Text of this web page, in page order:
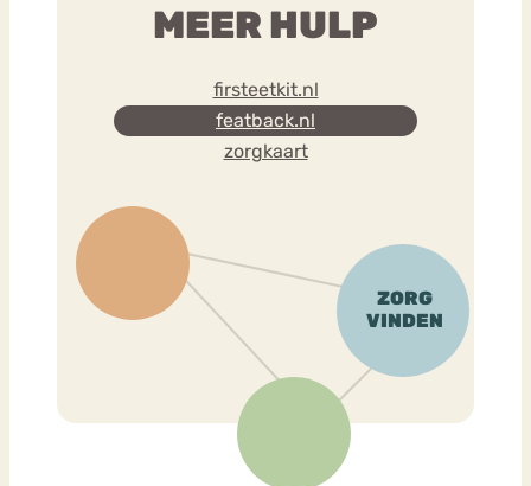
MEER HULP
firsteetkit.nl
featback.nl
zorgkaart